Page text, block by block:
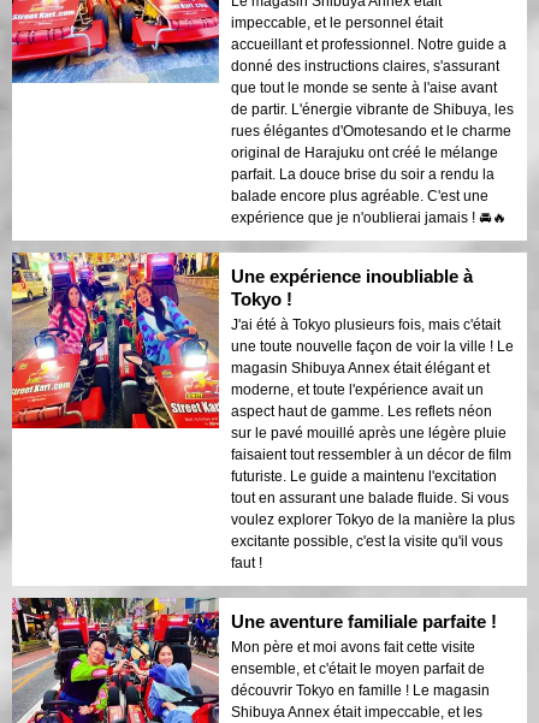
impeccable, et le personnel était
accueillant et professionnel. Notre guide a
donné des instructions claires, s'assurant
que tout le monde se sente à l'aise avant
de partir. L'énergie vibrante de Shibuya, les
rues élégantes d'Omotesando et le charme
original de Harajuku ont créé le mélange
parfait. La douce brise du soir a rendu la
balade encore plus agréable. C'est une
expérience que je n'oublierai jamais ! 🚘🔥
Une expérience inoubliable à
Tokyo !
J'ai été à Tokyo plusieurs fois, mais c'était
une toute nouvelle façon de voir la ville ! Le
magasin Shibuya Annex était élégant et
moderne, et toute l'expérience avait un
aspect haut de gamme. Les reflets néon
sur le pavé mouillé après une légère pluie
faisaient tout ressembler à un décor de film
futuriste. Le guide a maintenu l'excitation
tout en assurant une balade fluide. Si vous
voulez explorer Tokyo de la manière la plus
excitante possible, c'est la visite qu'il vous
faut !
Une aventure familiale parfaite !
Mon père et moi avons fait cette visite
ensemble, et c'était le moyen parfait de
découvrir Tokyo en famille ! Le magasin
Shibuya Annex était impeccable, et les